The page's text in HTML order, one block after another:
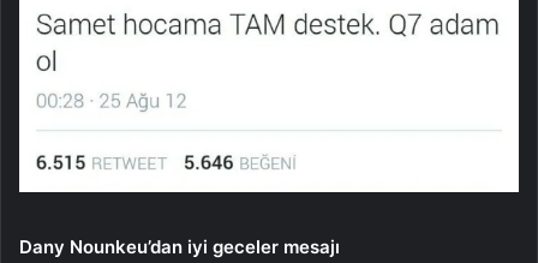
Dany Nounkeu’dan iyi geceler mesajı